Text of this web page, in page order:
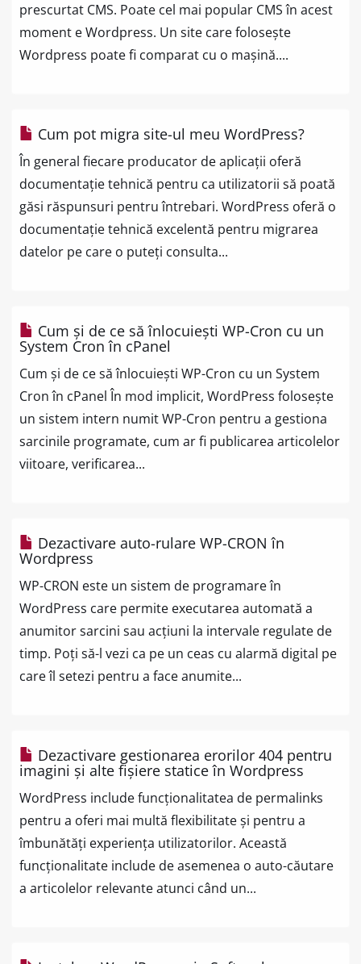
prescurtat CMS. Poate cel mai popular CMS în acest
moment e Wordpress. Un site care folosește
Wordpress poate fi comparat cu o mașină....
Cum pot migra site-ul meu WordPress?
În general fiecare producator de aplicații oferă
documentație tehnică pentru ca utilizatorii să poată
găsi răspunsuri pentru întrebari. WordPress oferă o
documentație tehnică excelentă pentru migrarea
datelor pe care o puteți consulta...
Cum și de ce să înlocuiești WP-Cron cu un
System Cron în cPanel
Cum și de ce să înlocuiești WP-Cron cu un System
Cron în cPanel În mod implicit, WordPress folosește
un sistem intern numit WP-Cron pentru a gestiona
sarcinile programate, cum ar fi publicarea articolelor
viitoare, verificarea...
Dezactivare auto-rulare WP-CRON în
Wordpress
WP-CRON este un sistem de programare în
WordPress care permite executarea automată a
anumitor sarcini sau acțiuni la intervale regulate de
timp. Poți să-l vezi ca pe un ceas cu alarmă digital pe
care îl setezi pentru a face anumite...
Dezactivare gestionarea erorilor 404 pentru
imagini și alte fișiere statice în Wordpress
WordPress include funcționalitatea de permalinks
pentru a oferi mai multă flexibilitate și pentru a
îmbunătăți experiența utilizatorilor. Această
funcționalitate include de asemenea o auto-căutare
a articolelor relevante atunci când un...